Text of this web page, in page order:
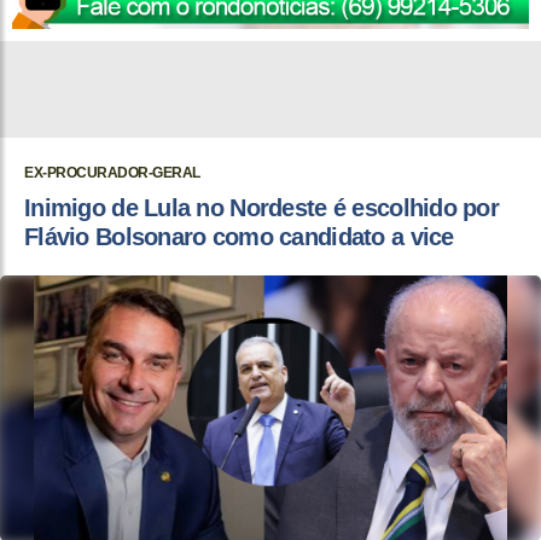
EX-PROCURADOR-GERAL
Inimigo de Lula no Nordeste é escolhido por
Flávio Bolsonaro como candidato a vice